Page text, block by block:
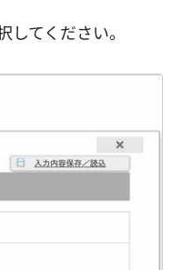
てください。